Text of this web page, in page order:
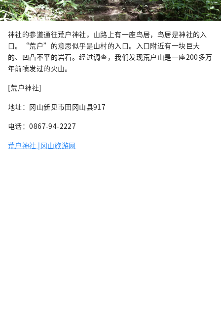
神社的参道通往荒户神社，山路上有一座鸟居，鸟居是神社的入
口。“荒户”的意思似乎是山村的入口。入口附近有一块巨大
的、凹凸不平的岩石。经过调查，我们发现荒户山是一座200多万
年前喷发过的火山。
[荒户神社]
地址：冈山新见市田冈山县917
电话：0867-94-2227
荒户神社 |冈山旅游网